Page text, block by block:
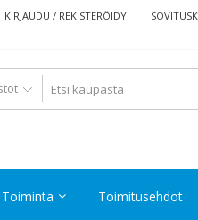
KIRJAUDU / REKISTERÖIDY
Toiminta Toimitusehdot